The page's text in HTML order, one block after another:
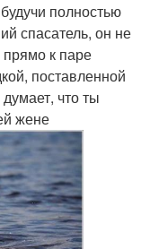
полностью
спасатель, он не
прямо к паре
поставленной
что ты
жене